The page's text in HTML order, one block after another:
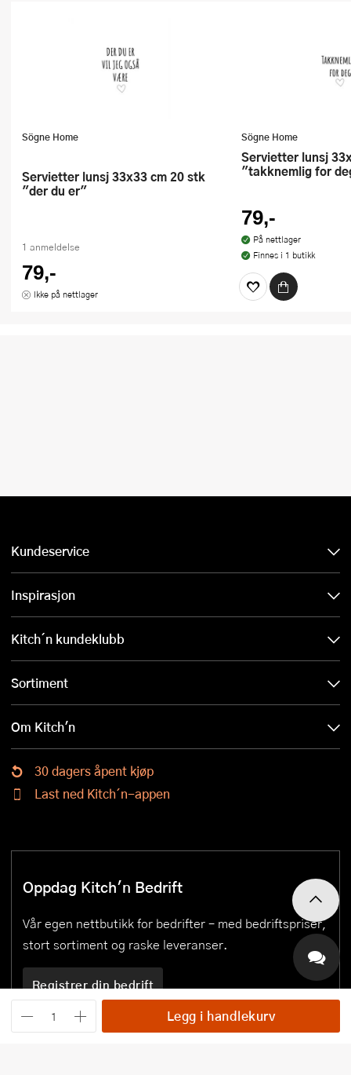
Legg i handlekurv
Sögne Home
Servietter lunsj 33x33 cm 20 stk
"der du er"
1 anmeldelse
79,-
Ikke på nettlager
Sögne Home
Servietter lunsj 33x33 cm 20 stk
"takknemlig for
79,-
På nettlager
Finnes i 1 butikk
Kundeservice
Inspirasjon
Kitch´n kundeklubb
Sortiment
Om Kitch'n
30 dagers åpent kjøp
Last ned Kitch´n-appen
Oppdag Kitch'n Bedrift
Vår egen nettbutikk for bedrifter – med bedriftspriser,
stort sortiment og raske leveranser.
Registrer din bedrift